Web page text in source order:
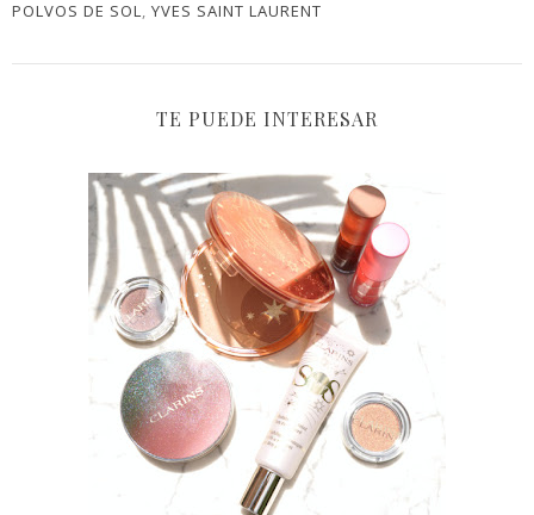
POLVOS DE SOL, YVES SAINT LAURENT
TE PUEDE INTERESAR